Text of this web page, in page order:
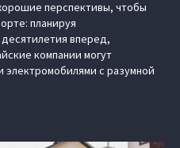
перспективы, чтобы
планируя
вперед,
компании могут
электромобилями с разумной